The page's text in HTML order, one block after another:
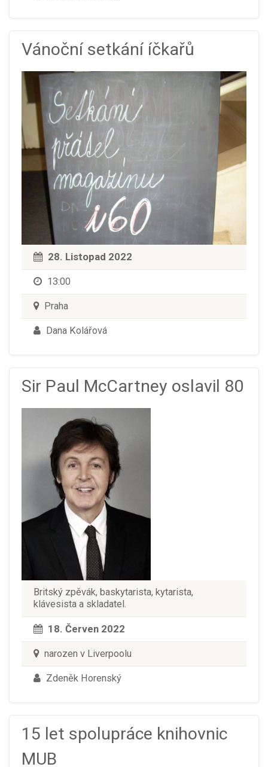
Vánoční setkání íčkařů
28. Listopad 2022
13:00
Praha
Dana Kolářová
Sir Paul McCartney oslavil 80
Britský zpěvák, baskytarista, kytarista,
klávesista a skladatel.
18. Červen 2022
narozen v Liverpoolu
Zdeněk Horenský
15 let spolupráce knihovnic
MUB